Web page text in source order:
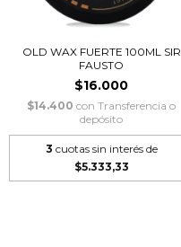
OLD WAX FUERTE 100ML SIR
FAUSTO
$16.000
$14.400con Transferencia o
depósito
3 cuotas sin interés de
$5.333,33